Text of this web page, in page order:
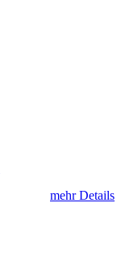
mehr Details